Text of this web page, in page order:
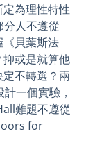
為理性特性
人不遵從
《貝葉斯法
或是就算他
不轉選？兩
一個實驗，
難題不遵從
for